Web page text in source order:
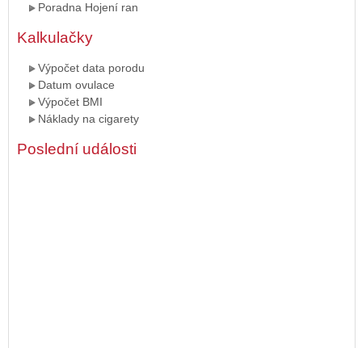
Poradna Hojení ran
Kalkulačky
Výpočet data porodu
Datum ovulace
Výpočet BMI
Náklady na cigarety
Poslední události